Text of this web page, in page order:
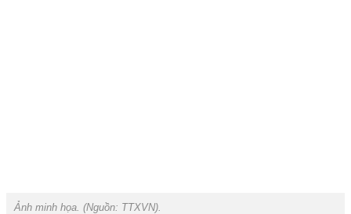
Ảnh minh họa. (Nguồn: TTXVN).